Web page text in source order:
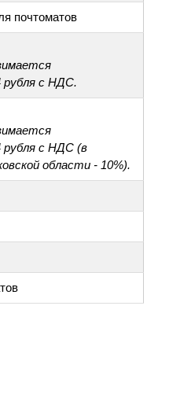
почтоматов
рубля с НДС.
рубля с НДС (в
области - 10%).